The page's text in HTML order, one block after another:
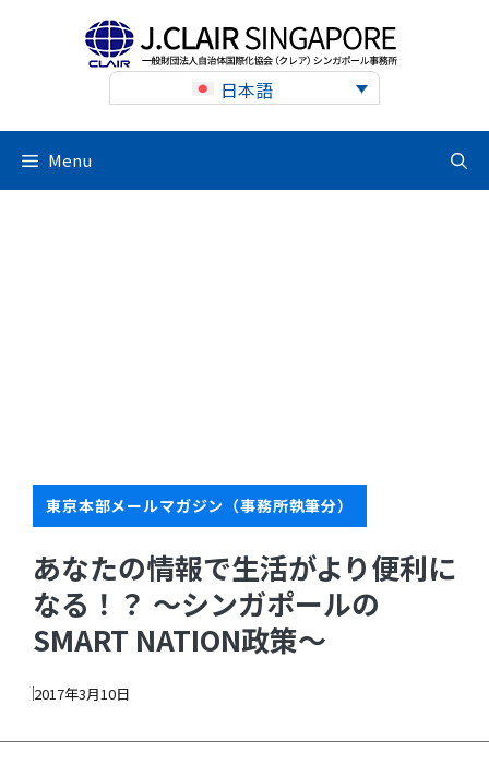
日本語
Menu
東京本部メールマガジン（事務所執筆分）
あなたの情報で生活がより便利に
なる！？ ～シンガポールの
SMART NATION政策～
2017年3月10日